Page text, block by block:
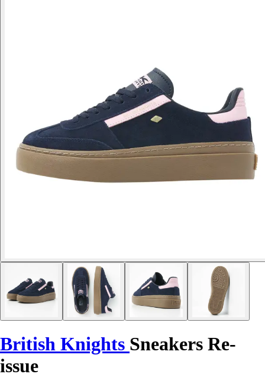
British Knights Sneakers Re-
issue